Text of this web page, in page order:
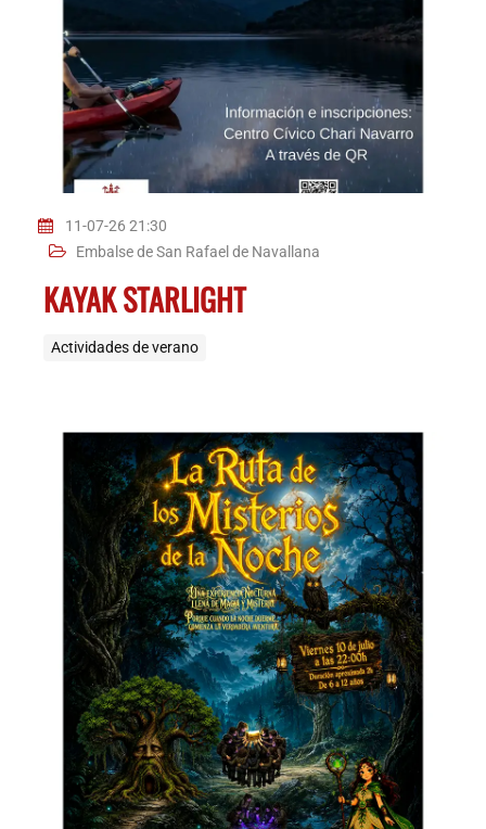
11-07-26 21:30
Embalse de San Rafael de Navallana
KAYAK STARLIGHT
Actividades de verano